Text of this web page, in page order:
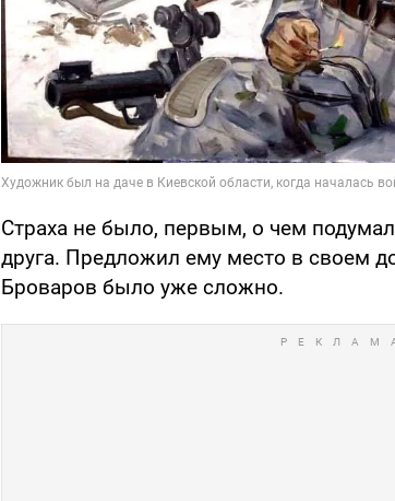
Страха не было, первым, о чем
друга. Предложил ему место в своем
Броваров было уже сложно.